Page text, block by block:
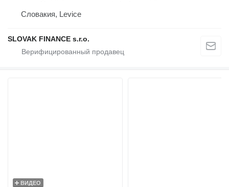
Словакия, Levice
SLOVAK FINANCE s.r.o.
ВИДЕО